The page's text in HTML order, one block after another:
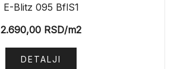
E-Blitz 095 BflS1
2.690,00 RSD/m2
DETALJI